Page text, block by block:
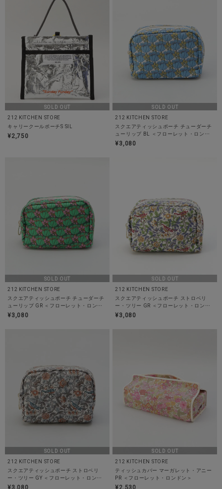
SOLD OUT
212 KITCHEN STORE
キャリークールポーチS SIL
¥2,750
SOLD OUT
212 KITCHEN STORE
スクエアティッシュポーチ チューダーチ
ューリップ BL ＜フローレット・ロンド
ン＞
¥3,080
SOLD OUT
212 KITCHEN STORE
スクエアティッシュポーチ チューダーチ
ューリップ GR ＜フローレット・ロンド
ン＞
¥3,080
SOLD OUT
212 KITCHEN STORE
スクエアティッシュポーチ ストロベリ
ー・ツリー GR ＜フローレット・ロンド
ン＞
¥3,080
SOLD OUT
212 KITCHEN STORE
スクエアティッシュポーチ ストロベリ
ー・ツリー GY ＜フローレット・ロンド
ン＞
¥3,080
SOLD OUT
212 KITCHEN STORE
ティッシュカバー マーガレット・アニー
PR ＜フローレット・ロンドン＞
¥2,530